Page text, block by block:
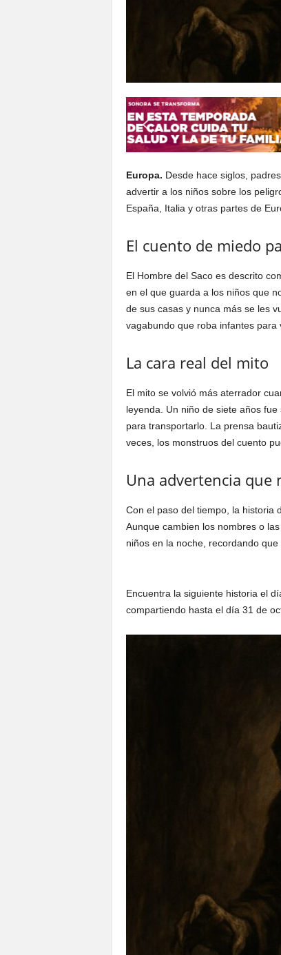
Europa. Desde hace siglos,
advertir a los niños sobre los
España, Italia y otras partes de
El cuento de miedo
El Hombre del Saco es descrito
en el que guarda a los niños que
de sus casas y nunca más se les
vagabundo que roba infantes para
La cara real del mito
El mito se volvió más aterrador
leyenda. Un niño de siete años
para transportarlo. La prensa
veces, los monstruos del cuento
Una advertencia que
Con el paso del tiempo, la historia
Aunque cambien los nombres o
niños en la noche, recordando
Encuentra la siguiente historia el
compartiendo hasta el día 31 de